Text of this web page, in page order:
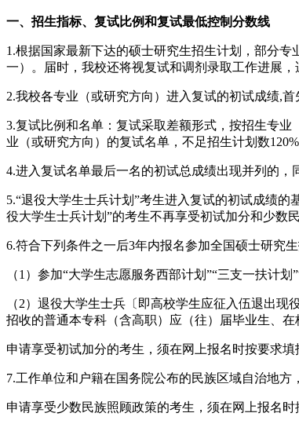
一、招生指标、复试比例和复试最低控制分数线
1.根据国家最新下达的硕士研究生招生计划，部分
一）。届时，我校还将视复试和调剂录取工作进展，
2.我校各专业（或研究方向）进入复试的初试成绩,
3.复试比例和名单：复试采取差额形式，按招生专
业（或研究方向）的复试名单，不足招生计划数
4.进入复试名单最后一名的初试总成绩出现并列的，
5.“退役大学生士兵计划”考生进入复试的初试成绩的
役大学生士兵计划”的考生不再享受初试加分和少数
6.符合下列条件之一后3年内报名参加全国硕士研究
（1）参加“大学生志愿服务西部计划”“三支一扶计
（2）退役大学生士兵〔即高校学生应征入伍退出
招收的普通本专科（含高职）应（往）届毕业生、
申请享受初试加分的考生，须在网上报名时按要求
7.工作单位和户籍在国务院公布的民族区域自治地
申请享受少数民族照顾政策的考生，须在网上报名